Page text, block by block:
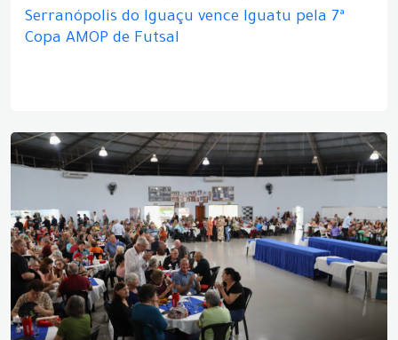
Serranópolis do Iguaçu vence Iguatu pela 7ª
Copa AMOP de Futsal